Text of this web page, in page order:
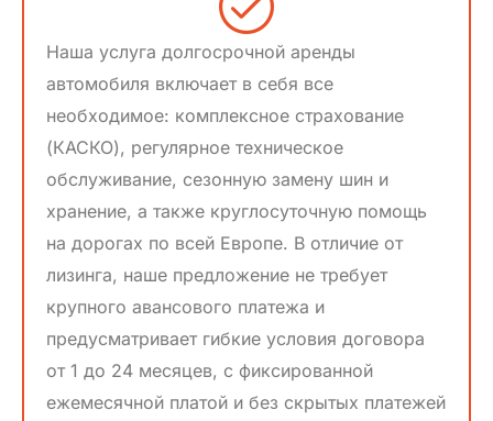
Наша услуга долгосрочной аренды
автомобиля включает в себя все
необходимое: комплексное страхование
(КАСКО), регулярное техническое
обслуживание, сезонную замену шин и
хранение, а также круглосуточную помощь
на дорогах по всей Европе. В отличие от
лизинга, наше предложение не требует
крупного авансового платежа и
предусматривает гибкие условия договора
от 1 до 24 месяцев, с фиксированной
ежемесячной платой и без скрытых платежей